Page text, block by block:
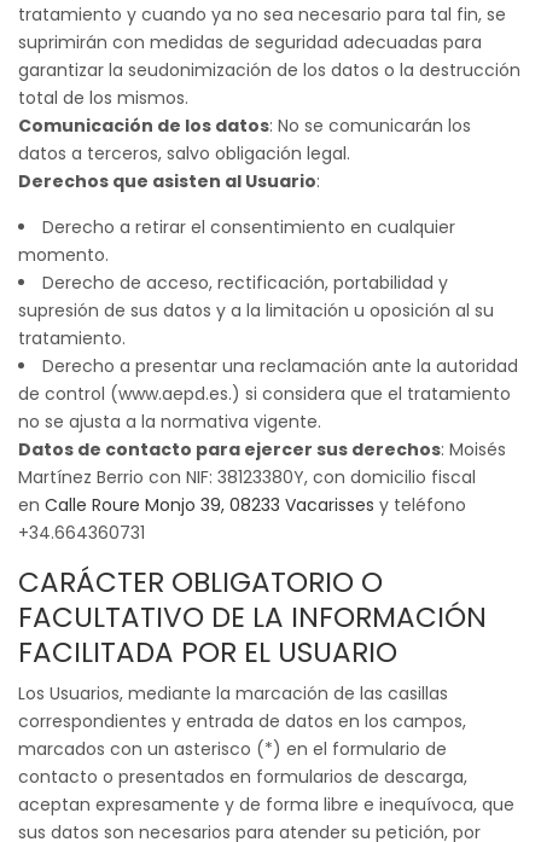
tratamiento y cuando ya no sea necesario para tal fin, se
suprimirán con medidas de seguridad adecuadas para
garantizar la seudonimización de los datos o la destrucción
total de los mismos.
Comunicación de los datos: No se comunicarán los
datos a terceros, salvo obligación legal.
Derechos que asisten al Usuario:
Derecho a retirar el consentimiento en cualquier
momento.
Derecho de acceso, rectificación, portabilidad y
supresión de sus datos y a la limitación u oposición al su
tratamiento.
Derecho a presentar una reclamación ante la autoridad
de control (www.aepd.es.) si considera que el tratamiento
no se ajusta a la normativa vigente.
Datos de contacto para ejercer sus derechos: Moisés
Martínez Berrio con NIF: 38123380Y, con domicilio fiscal
en Calle Roure Monjo 39, 08233 Vacarisses y teléfono
+34.664360731
CARÁCTER OBLIGATORIO O
FACULTATIVO DE LA INFORMACIÓN
FACILITADA POR EL USUARIO
Los Usuarios, mediante la marcación de las casillas
correspondientes y entrada de datos en los campos,
marcados con un asterisco (*) en el formulario de
contacto o presentados en formularios de descarga,
aceptan expresamente y de forma libre e inequívoca, que
sus datos son necesarios para atender su petición, por